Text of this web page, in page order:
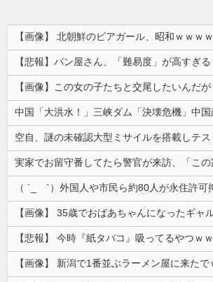
【画像】 北朝鮮のビアガール、昭和ｗｗｗ
【悲報】パン屋さん、「難易度」が高すぎ
【画像】この女の子たちと交尾したいんだ
【悲報】 今時『紙タバコ』吸ってるやつｗ
【画像】 新潟で1番並ぶラーメン屋に来た